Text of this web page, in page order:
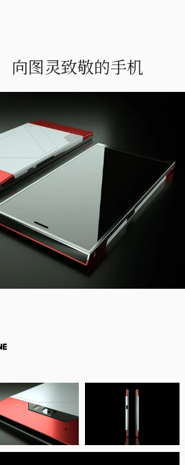
图灵致敬的手机